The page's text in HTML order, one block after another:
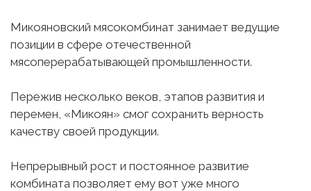
Микояновский мясокомбинат занимает ведущие
позиции в сфере отечественной
мясоперерабатывающей промышленности.
Пережив несколько веков, этапов развития и
перемен, «Микоян» смог сохранить верность
качеству своей продукции.
Непрерывный рост и постоянное развитие
комбината позволяет ему вот уже много